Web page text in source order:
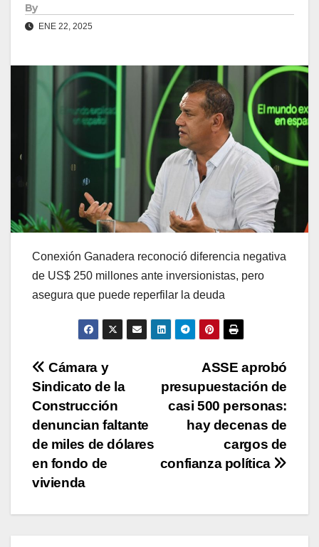
By
ENE 22, 2025
Conexión Ganadera reconoció diferencia negativa
de US$ 250 millones ante inversionistas, pero
asegura que puede reperfilar la deuda
Navegación
de
entradas
ASSE aprobó
presupuestación de
casi 500 personas:
hay decenas de
cargos de
confianza política
Cámara y
Sindicato de la
Construcción
denuncian faltante
de miles de dólares
en fondo de
vivienda